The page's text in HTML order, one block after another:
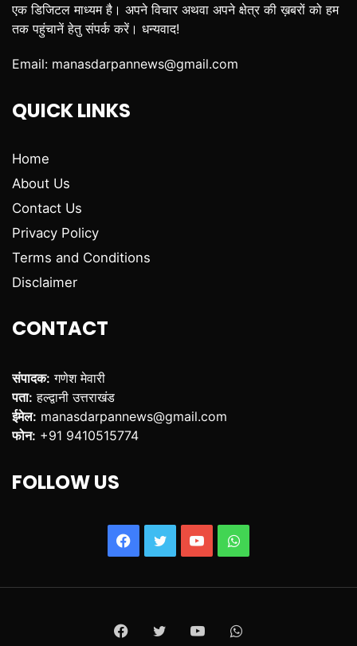
एक डिजिटल माध्यम है। अपने विचार अथवा अपने क्षेत्र की ख़बरों को हम
तक पहुंचानें हेतु संपर्क करें। धन्यवाद!
Email: manasdarpannews@gmail.com
QUICK LINKS
Home
About Us
Contact Us
Privacy Policy
Terms and Conditions
Disclaimer
CONTACT
संपादक: गणेश मेवारी
पता: हल्द्वानी उत्तराखंड
ईमेल: manasdarpannews@gmail.com
फोन: +91 9410515774
FOLLOW US
Facebook
TwitterYouTubeWhatsApp
Facebook
TwitterYouTubeWhatsApp